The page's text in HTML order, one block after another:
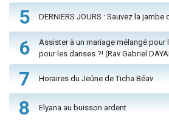
5 DERNIERS JOURS : Sauvez la jambe
6
Assister à un mariage mélangé pour
pour les danses ?! (Rav Gabriel
7 Horaires du Jeûne de Ticha Béav
8 Elyana au buisson ardent